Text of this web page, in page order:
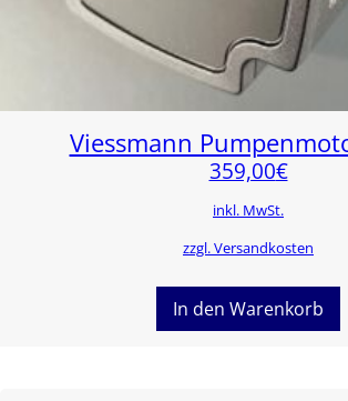
Viessmann
359,00€
inkl. MwSt.
zzgl. Versandkosten
In den Warenkorb